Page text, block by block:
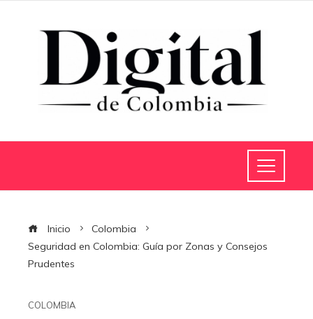
Inicio
Colombia
Seguridad en Colombia: Guía por Zonas y Consejos
Prudentes
COLOMBIA